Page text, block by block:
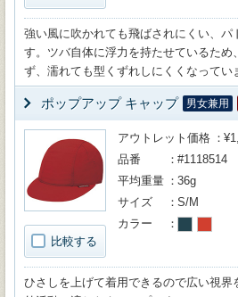
強い風に吹かれても飛ばされにくい、パ
す。ツバ自体に浮力を持たせているため
ず、濡れても型くずれしにくくなってい
ポップアップ キャップ 男女兼用
比較する
アウトレット価格
品番
#1118514
平均重量
36g
サイズ
S/M
カラー
ひさしを上げて着用できるので広い視界